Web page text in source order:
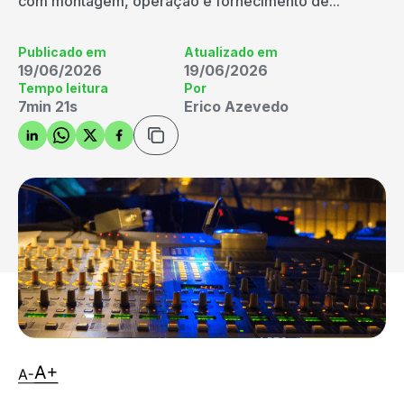
Publicado em
19/06/2026
Atualizado em
19/06/2026
Tempo leitura
7min 21s
Por
Erico Azevedo